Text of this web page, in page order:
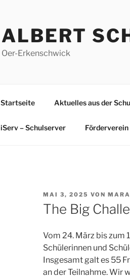
ALBERT
Oer-Erkenschwick
Startseite Aktuelles aus der
iServ – Schulserver Förderverein
VERÖFFENTLICHT
AM
MAI 3, 2025 VON
The Big
Vom 24. März bis zum
Schülerinnen und
Insgesamt galt es 55
an der Teilnahme. Wir